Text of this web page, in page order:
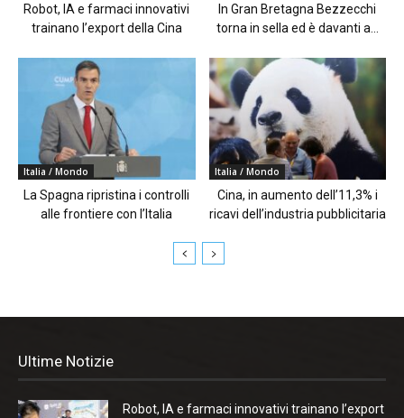
Robot, IA e farmaci innovativi
trainano l’export della Cina
In Gran Bretagna Bezzecchi
torna in sella ed è davanti a...
Italia / Mondo
La Spagna ripristina i controlli
alle frontiere con l’Italia
Italia / Mondo
Cina, in aumento dell’11,3% i
ricavi dell’industria pubblicitaria
Ultime Notizie
Robot, IA e farmaci innovativi trainano l’export